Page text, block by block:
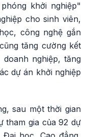
khởi nghiệp"
cho sinh viên,
công nghệ gắn
tăng cường kết
nghiệp, tăng
dự án khởi nghiệp
sau một thời gian
tham gia của 92 dự